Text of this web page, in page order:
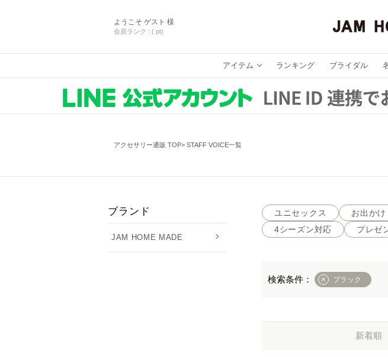
ようこそ ゲスト 様
会員ランク : ( pt)
アイテム ランキング ブライダル
アクセサリー通販 TOP STAFF VOICE一覧
ブランド
JAM HOME MADE
ユニセックス お出かけ
4シーズン対応
プレゼ
ブラック
新着順